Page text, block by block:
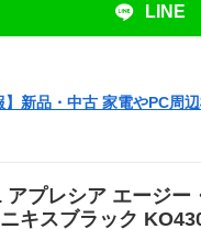
LINE
】新品・中古 家電やPC周
プレシア エージー
キスブラック